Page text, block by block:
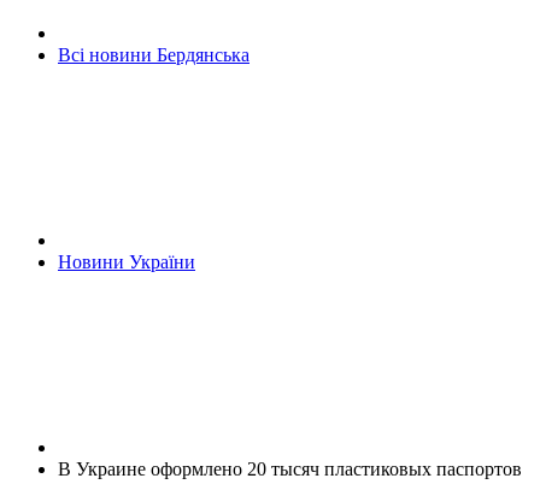
Всі новини Бердянська
Новини України
В Украине оформлено 20 тысяч пластиковых паспортов